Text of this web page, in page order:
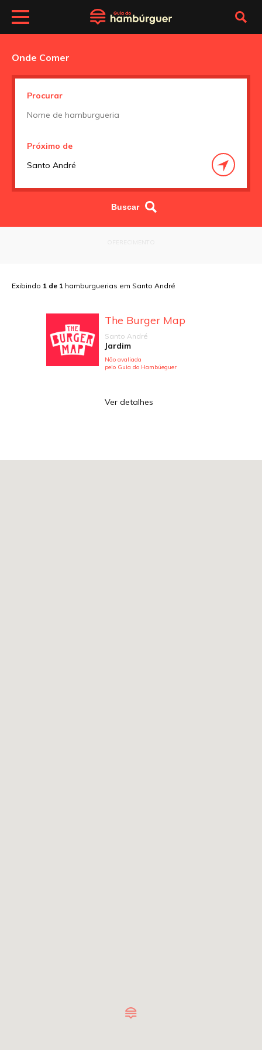
Onde Comer
Procurar
Próximo de
Exibindo 1 de 1 hamburguerias em Santo André
The Burger Map
Santo André
Jardim
Não avaliada
pelo Guia do Hambúeguer
Ver detalhes